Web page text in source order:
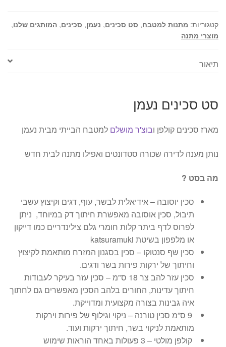
קטגוריות: מתנות למטבח, סט סכינים, נעמן, סכינים, המותגים שלנו,
מוצרי מתנה
תיאור
סט סכינים נעמן
מארז סכינים קולפן ובוצ'ר מושלם למטבח הבייתי מבית נעמן
נותן מענה לדירה שכורה סטדונטים ואפילו מתנה לבית חדש
מה בסט ?
סכין יוסובה – אידיאלית לבשר, עוף, דגים וקיצוץ עשבי
תיבול, סכין אוסובה מאפשרת חיתוך דק במיוחד, ניתן
לפרוס לדף ביתר קלות חומרי גלם צילינדריים כמו דייקון
או מלפפון בשיטת katsuramuki
סכין שף סנטוקו – סכין בסגנון המזרח מותאמת לקיצוץ
וחיתוך של ירקות פירות בשר ודגים.
סכין עזר להב צר 18 ס"מ – סכין עזר בעיקר לעבודות
חיתוך עדינות, החורים בלהב הסכין מאפשרים גם לחתוך
איה גבינות בצורה מקצועית ומדוייקת.
9 ס”מ סכין טורנה – ניקוי וגילוף של פירות וירקות
מותאמת לניקוי בשר, חיתוך ירקות ועוד.
קולפן מולטי – 3 פעולות באחד הוראות שימוש